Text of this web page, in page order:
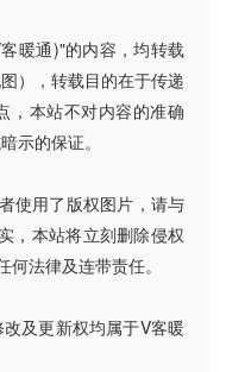
暖通)"的内容，均转载
），转载目的在于传递
，本站不对内容的准确
示的保证。
使用了版权图片，请与
，本站将立刻删除侵权
法律及连带责任。
及更新权均属于V客暖